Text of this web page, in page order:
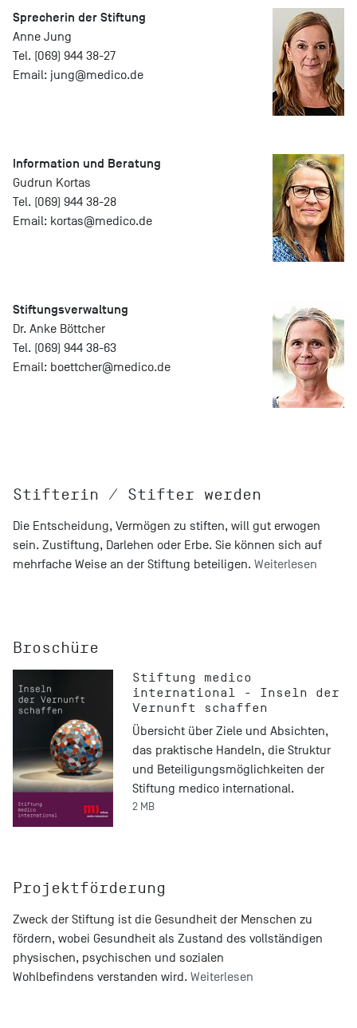
Sprecherin der Stiftung
Anne Jung
Tel. (069) 944 38-27
Email: jung@medico.de
Information und Beratung
Gudrun Kortas
Tel. (069) 944 38-28
Email: kortas@medico.de
Stiftungs­verwaltung
Dr. Anke Böttcher
Tel. (069) 944 38-63
Email: boettcher@medico.de
Stifterin / Stifter werden
Die Entscheidung, Vermögen zu stiften, will gut erwogen
sein. Zustiftung, Darlehen oder Erbe. Sie können sich auf
mehrfache Weise an der Stiftung beteiligen. Weiterlesen
Broschüre
Stiftung medico
international - Inseln der
Vernunft schaffen
Übersicht über Ziele und Absichten,
das praktische Handeln, die Struktur
und Beteiligungsmöglichkeiten der
Stiftung medico international.
2 MB
Projektförderung
Zweck der Stiftung ist die Gesundheit der Menschen zu
fördern, wobei Gesundheit als Zustand des vollständigen
physischen, psychischen und sozialen
Wohlbefindens verstanden wird. Weiterlesen